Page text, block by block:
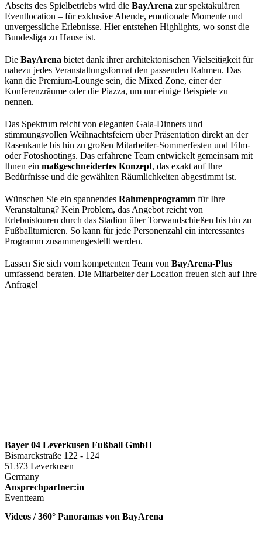
Abseits des Spielbetriebs wird die BayArena zur spektakulären
Eventlocation – für exklusive Abende, emotionale Momente und
unvergessliche Erlebnisse. Hier entstehen Highlights, wo sonst die
Bundesliga zu Hause ist.
Die BayArena bietet dank ihrer architektonischen Vielseitigkeit für
nahezu jedes Veranstaltungsformat den passenden Rahmen. Das
kann die Premium-Lounge sein, die Mixed Zone, einer der
Konferenzräume oder die Piazza, um nur einige Beispiele zu
nennen.
Das Spektrum reicht von eleganten Gala-Dinners und
stimmungsvollen Weihnachtsfeiern über Präsentation direkt an der
Rasenkante bis hin zu großen Mitarbeiter-Sommerfesten und Film-
oder Fotoshootings. Das erfahrene Team entwickelt gemeinsam mit
Ihnen ein maßgeschneidertes Konzept, das exakt auf Ihre
Bedürfnisse und die gewählten Räumlichkeiten abgestimmt ist.
Wünschen Sie ein spannendes Rahmenprogramm für Ihre
Veranstaltung? Kein Problem, das Angebot reicht von
Erlebnistouren durch das Stadion über Torwandschießen bis hin zu
Fußballturnieren. So kann für jede Personenzahl ein interessantes
Programm zusammengestellt werden.
Lassen Sie sich vom kompetenten Team von BayArena-Plus
umfassend beraten. Die Mitarbeiter der Location freuen sich auf Ihre
Anfrage!
Bayer 04 Leverkusen Fußball GmbH
Bismarckstraße 122 - 124
51373 Leverkusen
Germany
Ansprechpartner:in
Eventteam
Videos / 360° Panoramas von BayArena